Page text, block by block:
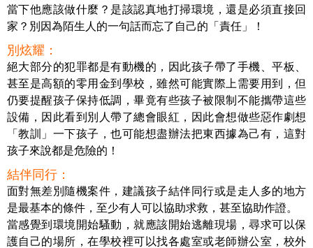
當下他應該做什麼？是該認真地打掃環境，還是必須直接回
家？別因為陌生人的一句話而忘了自己的「責任」！
別炫耀：
絕大部分的犯罪都是有動機的，因此孩子帶了手機、平板、
甚至是高額的零用金到學校，雖然可能實際上需要用到，但
仍要提醒孩子保持低調，畢竟有些孩子被限制不能攜帶這些
設備，因此看到別人帶了總會眼紅，因此會想做些惡作劇想
「教訓」一下孩子，也可能想盡辦法把東西據為己有，這對
孩子來說都是危險的！
結伴同行：
面對無差別隨機案件，建議孩子結伴同行或是走人多的地方
是最基本的條件，至少有人可以協助求救，甚至協助作證。
當感覺到環境開始騷動，就應該開始逃離現場，尋求可以保
護自己的場所，在學校裡可以找各處室或老師辦公室，校外